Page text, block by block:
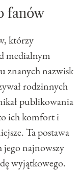
fanów
którzy
medialnym
znanych nazwisk
rodzinnych
publikowania
ich komfort i
Ta postawa
jego najnowszy
wyjątkowego.